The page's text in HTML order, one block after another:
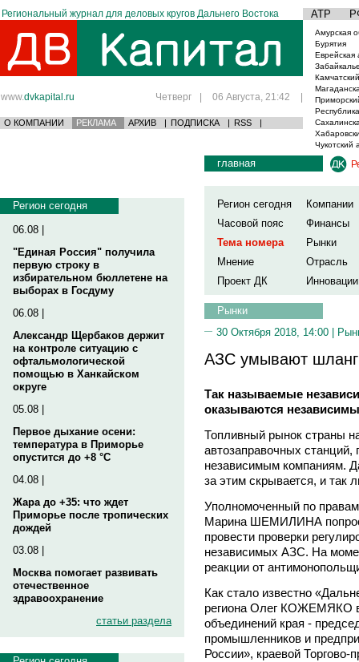
Региональный журнал для деловых кругов Дальнего Востока АТР
www.dvkapital.ru Четверг | 06 Августа, 21:42 |
О КОМПАНИИ РЕКЛАМА АРХИВ | ПОДПИСКА | RSS |
Амурская
Бурятия
Еврейская
Чукотский
Регион сегодня
06.08 |
"Единая Россия" получила
первую строку в
избирательном бюллетене на
выборах в Госдуму
06.08 |
Александр Щербаков держит
на контроле ситуацию с
офтальмологической
помощью в Ханкайском
округе
05.08 |
Первое дыхание осени:
температура в Приморье
опустится до +8 °C
04.08 |
Жара до +35: что ждет
Приморье после тропических
дождей
03.08 |
Москва помогает развивать
отечественное
здравоохранение
статьи раздела
главная
Регион сегодня
Компании
Часовой пояс
Финансы
Тема номера
Рынки
Мнение
Отрасль
Проект ДК
Инновации
Рынки
30 Октября 2018, 14:00 |
АЗС умывают
Так называемые
оказываются независимы
Топливный рынок страны
автозаправочных
независимым компаниям.
за этим скрывается, и так
Уполномоченный по
Марина ШЕМИЛИНА
провести проверки
независимых АЗС. На
реакции от
Как стало известно
региона Олег КОЖЕМЯКО
объединений края -
промышленников и
России», краевой